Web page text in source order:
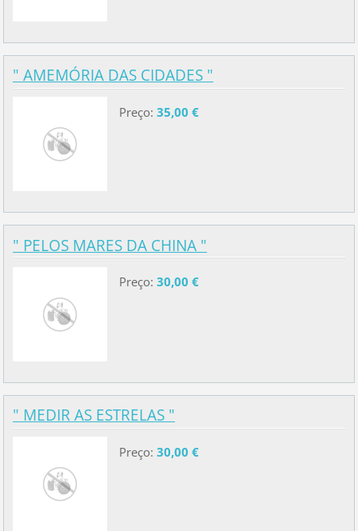
" AMEMÓRIA DAS CIDADES "
Preço: 35,00 €
" PELOS MARES DA CHINA "
Preço: 30,00 €
" MEDIR AS ESTRELAS "
Preço: 30,00 €